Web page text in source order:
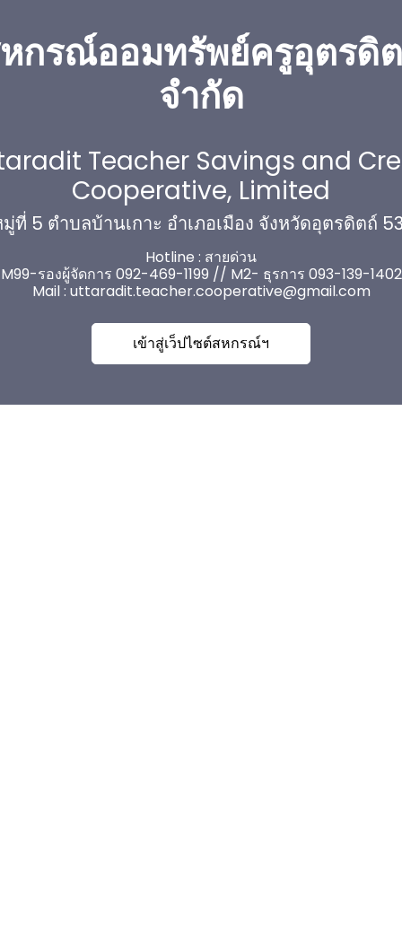
กรณ์ออมทรัพย์ครูอุตรดิ
จำกัด
Teacher Savings and
Cooperative, Limited
ที่ 5 ตำบลบ้านเกาะ อำเภอเมือง จังหวัดอุตรดิตถ์
Hotline : สายด่วน
M99-รองผู้จัดการ 092-469-1199 // M2- ธุรการ 093-139-1402
Mail :uttaradit.teacher.cooperative@gmail.com
เข้าสู่เว็ปไซต์สหกรณ์ฯ